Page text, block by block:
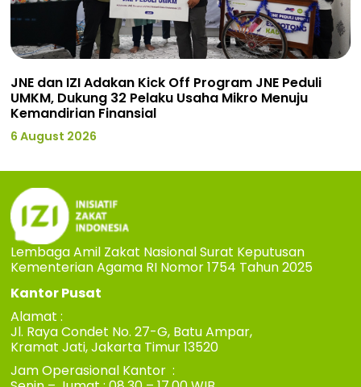
JNE dan IZI Adakan Kick Off Program JNE Peduli
UMKM, Dukung 32 Pelaku Usaha Mikro Menuju
Kemandirian Finansial
6 August 2026
Lembaga Amil Zakat Nasional Surat Keputusan
Kementerian Agama RI Nomor 1754 Tahun 2025
Kantor Pusat
Alamat :
Jl. Raya Condet No. 27-G, Batu Ampar,
Kramat Jati, Jakarta Timur 13520
Jam Operasional Kantor :